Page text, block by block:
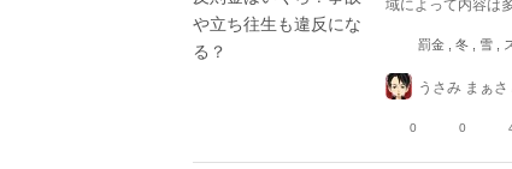
域によって内容は
罰金 , 冬 , 雪 ,
うさみ まぁ
0 0